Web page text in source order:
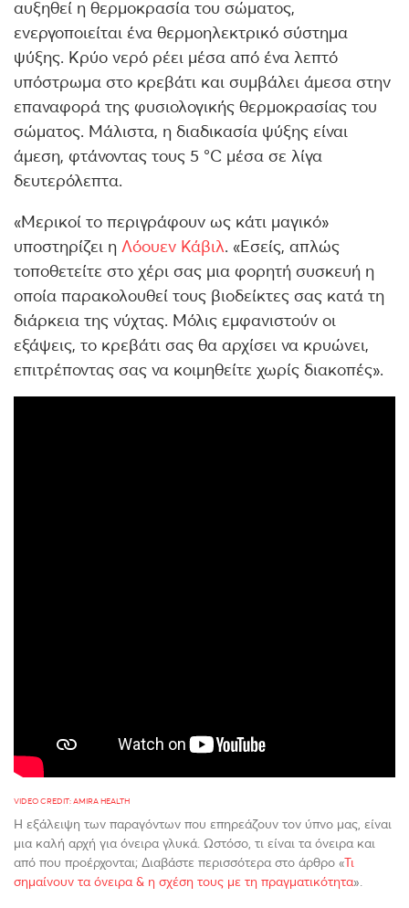
αυξηθεί η θερμοκρασία του σώματος,
ενεργοποιείται ένα θερμοηλεκτρικό σύστημα
ψύξης. Κρύο νερό ρέει μέσα από ένα λεπτό
υπόστρωμα στο κρεβάτι και συμβάλει άμεσα στην
επαναφορά της φυσιολογικής θερμοκρασίας του
σώματος. Μάλιστα, η διαδικασία ψύξης είναι
άμεση, φτάνοντας τους 5 °C μέσα σε λίγα
δευτερόλεπτα.
«Μερικοί το περιγράφουν ως κάτι μαγικό»
υποστηρίζει η Λόουεν Κάβιλ. «Εσείς, απλώς
τοποθετείτε στο χέρι σας μια φορητή συσκευή η
οποία παρακολουθεί τους βιοδείκτες σας κατά τη
διάρκεια της νύχτας. Μόλις εμφανιστούν οι
εξάψεις, το κρεβάτι σας θα αρχίσει να κρυώνει,
επιτρέποντας σας να κοιμηθείτε χωρίς διακοπές».
VIDEO CREDIT: AMIRA HEALTH
Η εξάλειψη των παραγόντων που επηρεάζουν τον ύπνο μας, είναι
μια καλή αρχή για όνειρα γλυκά. Ωστόσο, τι είναι τα όνειρα και
από που προέρχονται; Διαβάστε περισσότερα στο άρθρο «Τι
σημαίνουν τα όνειρα & η σχέση τους με τη πραγματικότητα».